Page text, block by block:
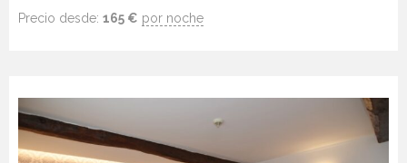
Precio desde: 165 € por noche